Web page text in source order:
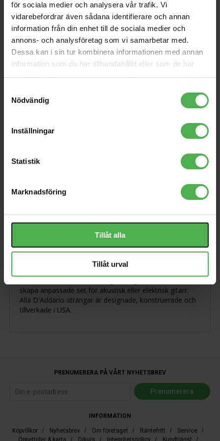
för sociala medier och analysera vår trafik. Vi
vidarebefordrar även sådana identifierare och annan
information från din enhet till de sociala medier och
annons- och analysföretag som vi samarbetar med.
Dessa kan i sin tur kombinera informationen med annan
information som du har tillhandahållit eller som de har
samlat in när du har använt deras tjänster.
Nödvändig
Inställningar
Statistik
Marknadsföring
Tillåt alla
Tillåt urval
69 kr
Tortex Gold Jazz
482R0,73
10 kr
Herco HE111 Flat Thumb
Pick Light
Hero HE-114 Extra Heavy
59 kr
Tortex Gold Jazz 482R1,0
10 kr
PL0115
EL17HD10
weaterngitarr. Högkolhaltigt stål, kulände, tjocklek 0085.
skapa anpassade set för akustisk eller elektrisk gitarr.
Alla D'Addario-strängar är designade, konstruerade och
tillverkade i USA.
PRENUMERERA PÅ VÅRT NYHETSBREV
INFORMATION
Köpvillkor / Nyhetsbrev / Om företaget / Räntefritt / Service /